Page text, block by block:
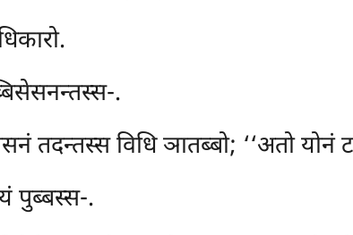
.
तदन्तस्स विधि ञातब्बो; ‘‘अतो योनं
पुब्बस्स-.